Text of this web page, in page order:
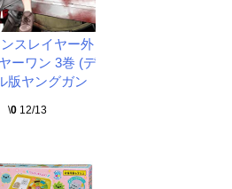
スレイヤー外
ーワン 3巻 (デ
版ヤングガン
\0 12/13